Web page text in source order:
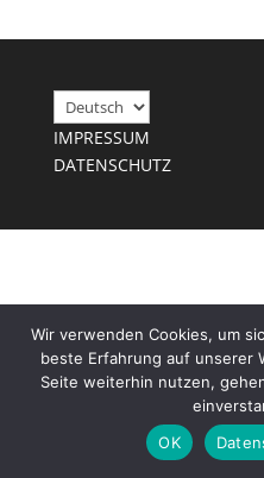
Choose
a
language
IMPRESSUM
DATENSCHUTZ
Wir verwenden Cookies, um
beste Erfahrung auf unserer
Seite weiterhin nutzen,
OK